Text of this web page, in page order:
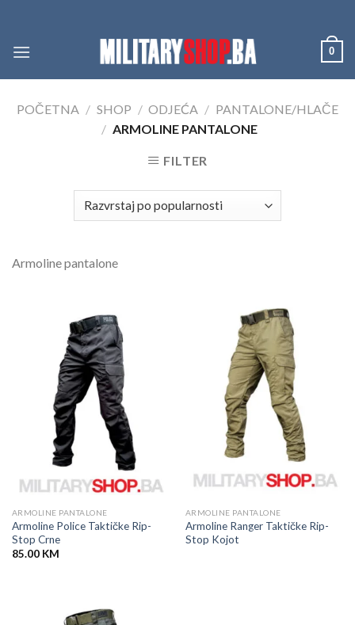
content
0
POČETNA / SHOP / ODJEĆA / PANTALONE/HLAČE
/ ARMOLINE PANTALONE
FILTER
Armoline pantalone
ARMOLINE PANTALONE
Armoline Police Taktičke Rip-
Stop Crne
85.00 KM
ARMOLINE PANTALONE
Armoline Ranger Taktičke Rip-
Stop Kojot